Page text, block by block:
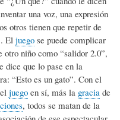
una voz, una expresión
otros tienen que repetir de
El juego se puede complicar
otro niño como “salidor 2.0”,
dice que lo pase en la
“Esto es un gato”. Con el
juego en sí, más la gracia de
, todos se matan de la